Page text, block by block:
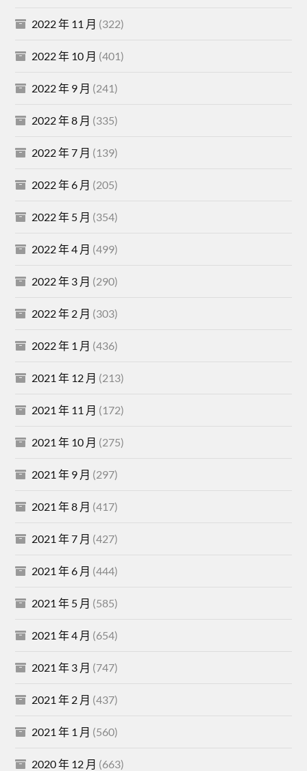
2022 年 11 月 (322)
2022 年 10 月 (401)
2022 年 9 月 (241)
2022 年 8 月 (335)
2022 年 7 月 (139)
2022 年 6 月 (205)
2022 年 5 月 (354)
2022 年 4 月 (499)
2022 年 3 月 (290)
2022 年 2 月 (303)
2022 年 1 月 (436)
2021 年 12 月 (213)
2021 年 11 月 (172)
2021 年 10 月 (275)
2021 年 9 月 (297)
2021 年 8 月 (417)
2021 年 7 月 (427)
2021 年 6 月 (444)
2021 年 5 月 (585)
2021 年 4 月 (654)
2021 年 3 月 (747)
2021 年 2 月 (437)
2021 年 1 月 (560)
2020 年 12 月 (663)